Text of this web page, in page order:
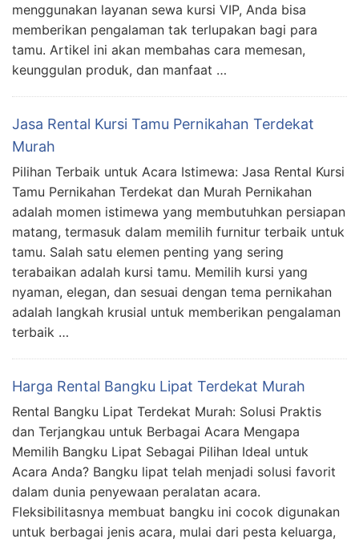
menggunakan layanan sewa kursi VIP, Anda bisa
memberikan pengalaman tak terlupakan bagi para
tamu. Artikel ini akan membahas cara memesan,
keunggulan produk, dan manfaat …
Jasa Rental Kursi Tamu Pernikahan Terdekat
Murah
Pilihan Terbaik untuk Acara Istimewa: Jasa Rental Kursi
Tamu Pernikahan Terdekat dan Murah Pernikahan
adalah momen istimewa yang membutuhkan persiapan
matang, termasuk dalam memilih furnitur terbaik untuk
tamu. Salah satu elemen penting yang sering
terabaikan adalah kursi tamu. Memilih kursi yang
nyaman, elegan, dan sesuai dengan tema pernikahan
adalah langkah krusial untuk memberikan pengalaman
terbaik …
Harga Rental Bangku Lipat Terdekat Murah
Rental Bangku Lipat Terdekat Murah: Solusi Praktis
dan Terjangkau untuk Berbagai Acara Mengapa
Memilih Bangku Lipat Sebagai Pilihan Ideal untuk
Acara Anda? Bangku lipat telah menjadi solusi favorit
dalam dunia penyewaan peralatan acara.
Fleksibilitasnya membuat bangku ini cocok digunakan
untuk berbagai jenis acara, mulai dari pesta keluarga,